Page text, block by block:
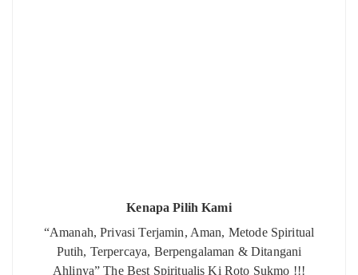
Kenapa Pilih Kami
“Amanah, Privasi Terjamin, Aman, Metode Spiritual
Putih, Terpercaya, Berpengalaman & Ditangani
Ahlinya” The Best Spiritualis Ki Roto Sukmo !!!